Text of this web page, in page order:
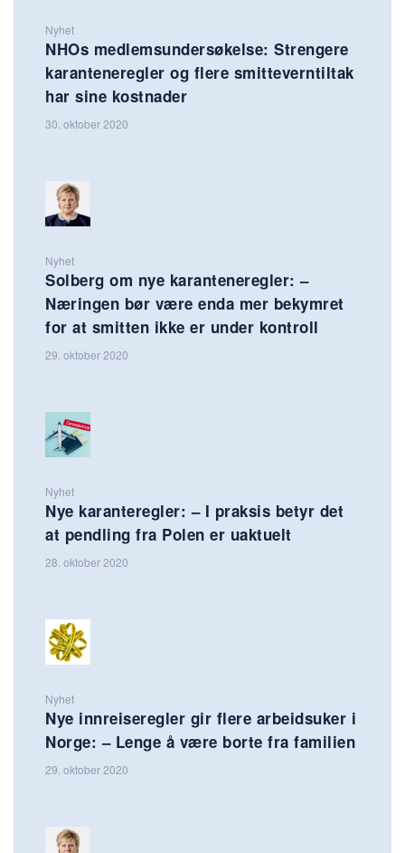
Nyhet
NHOs medlemsundersøkelse: Strengere
karanteneregler og flere smitteverntiltak
har sine kostnader
30. oktober 2020
Nyhet
Solberg om nye karanteneregler: –
Næringen bør være enda mer bekymret
for at smitten ikke er under kontroll
29. oktober 2020
Nyhet
Nye karanteregler: – I praksis betyr det
at pendling fra Polen er uaktuelt
28. oktober 2020
Nyhet
Nye innreiseregler gir flere arbeidsuker i
Norge: – Lenge å være borte fra familien
29. oktober 2020